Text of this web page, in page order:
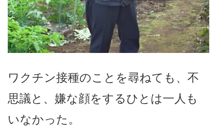
ワクチン接種のことを尋ねても、不
思議と、嫌な顔をするひとは一人も
いなかった。